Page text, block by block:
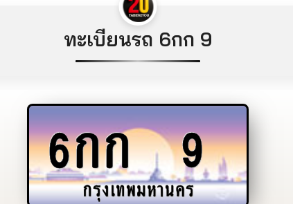
ทะเบียนรถ 6กก 9
6กก 9
กรุงเทพมหานคร